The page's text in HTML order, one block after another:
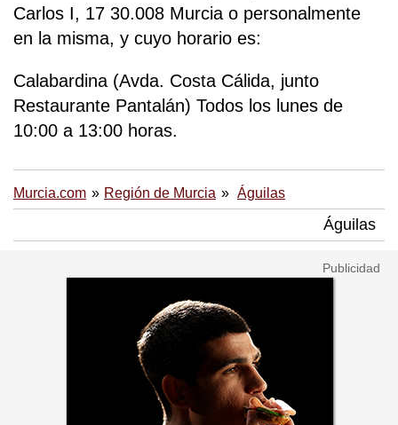
Carlos I, 17 30.008 Murcia o personalmente
en la misma, y cuyo horario es:
Calabardina (Avda. Costa Cálida, junto
Restaurante Pantalán) Todos los lunes de
10:00 a 13:00 horas.
Murcia.com Región de Murcia Águilas
Águilas